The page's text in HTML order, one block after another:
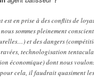
est en prise à des conflits de
sommes pleinement
et des dangers
technologisation
économique) dont nous
cela, il faudrait quasiment